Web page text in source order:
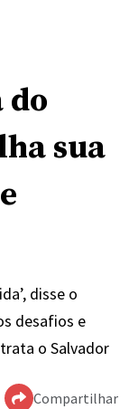
do
sua
disse o
desafios e
o Salvador
Compartilhar